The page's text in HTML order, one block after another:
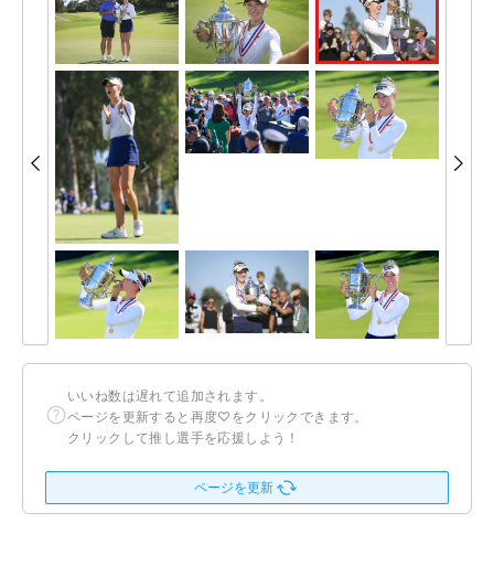
いいね数は遅れて追加されます。
ページを更新すると再度♡をクリックできます。
クリックして推し選手を応援しよう！
ページを更新